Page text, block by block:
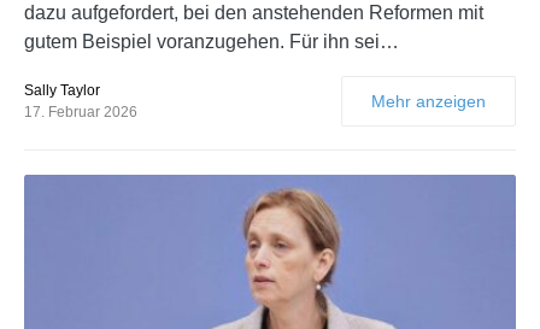
dazu aufgefordert, bei den anstehenden Reformen mit
gutem Beispiel voranzugehen. Für ihn sei…
Sally Taylor
17. Februar 2026
Mehr anzeigen